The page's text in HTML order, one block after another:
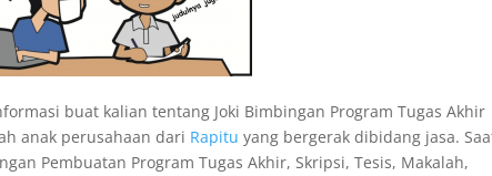
buat kalian tentang Joki Bimbingan Program Tugas Akhir
anak perusahaan dari Rapitu yang bergerak dibidang jasa.
Pembuatan Program Tugas Akhir, Skripsi, Tesis, Makalah,